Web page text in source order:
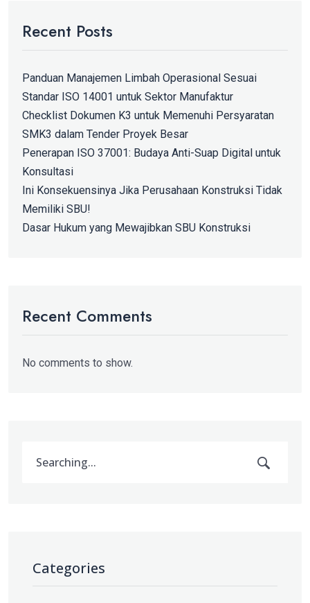
Recent Posts
Panduan Manajemen Limbah Operasional Sesuai
Standar ISO 14001 untuk Sektor Manufaktur
Checklist Dokumen K3 untuk Memenuhi Persyaratan
SMK3 dalam Tender Proyek Besar
Penerapan ISO 37001: Budaya Anti-Suap Digital untuk
Konsultasi
Ini Konsekuensinya Jika Perusahaan Konstruksi Tidak
Memiliki SBU!
Dasar Hukum yang Mewajibkan SBU Konstruksi
Recent Comments
No comments to show.
Categories